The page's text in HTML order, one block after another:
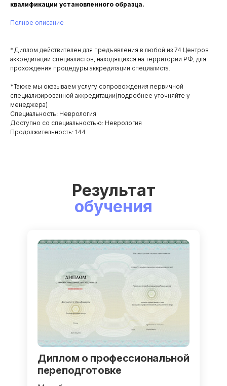
квалификации установленного образца.
Полное описание
*Диплом действителен для предъявления в любой из 74 Центров
аккредитации специалистов, находящихся на территории РФ, для
прохождения процедуры аккредитации специалиста.
*Также мы оказываем услугу сопровождения первичной
специализированной аккредитации(подробнее уточняйте у
менеджера)
Специальность: Неврология
Доступно со специальностью: Неврология
Продолжительность: 144
Диплом о профессиональной
переподготовке
Результат
обучения